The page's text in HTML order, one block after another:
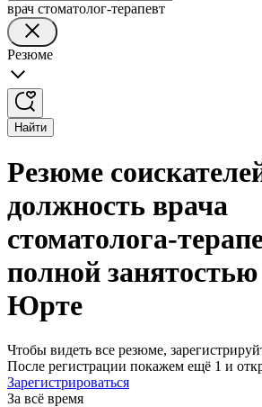
врач стоматолог-терапевт
Резюме
Найти
Резюме
должность врача
стоматолога-
полной
Юрте
Чтобы видеть все резюме,
После регистрации покажем ещё 1 и
Зарегистрироваться
За всё время